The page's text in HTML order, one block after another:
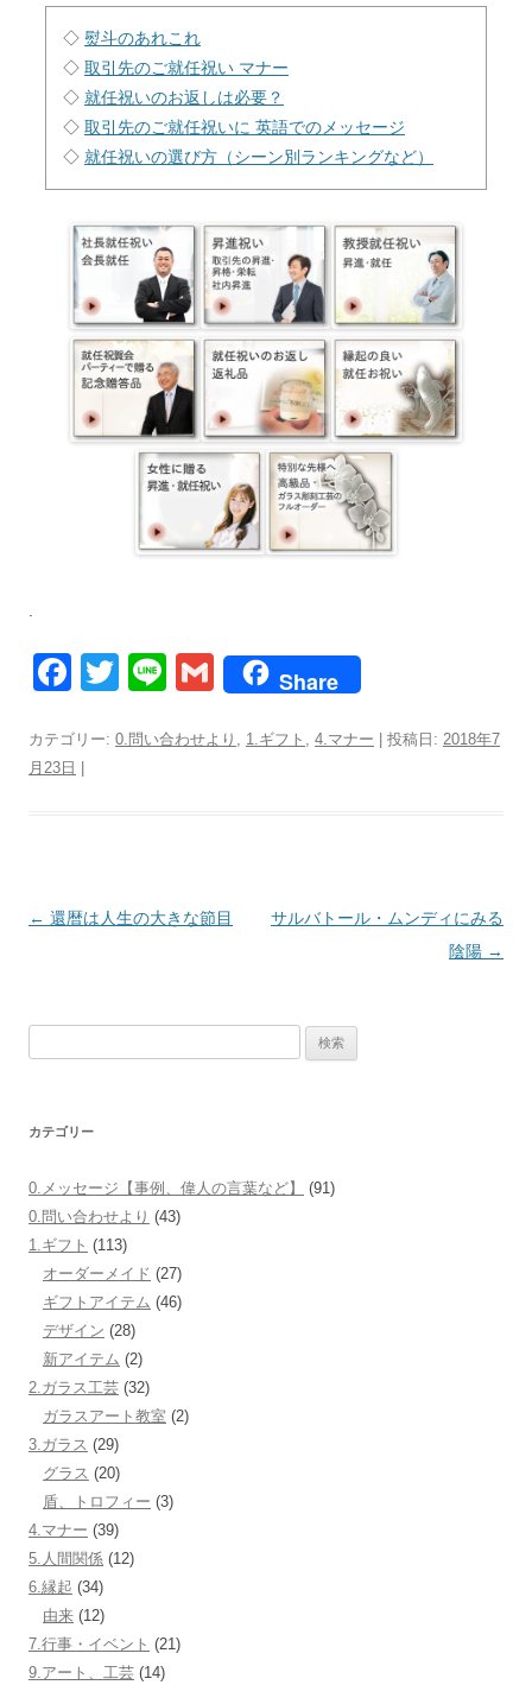
◇ 熨斗のあれこれ
◇ 取引先のご就任祝い マナー
◇ 就任祝いのお返しは必要？
◇ 取引先のご就任祝いに 英語でのメッセージ
◇ 就任祝いの選び方（シーン別ランキングなど）
F
c
e
o
k
T
tt
Li
e
G
ail
Share
カテゴリー: 0.問い合わせより 1.ギフト 4.マナー | 投稿日: 2018年7
月23日
投
ン
← 還暦は人生の大きな節目
サルバトール・ムンディにみる
陰陽 →
カテゴリー
0.メッセージ【事例、偉人の言葉など】
(91)
0.問い合わせより (43)
1.ギフト (113)
オーダーメイド (27)
ギフトアイテム (46)
デザイン (28)
新アイテム (2)
2.ガラス工芸 (32)
ガラスアート教室 (2)
3.ガラス (29)
グラス (20)
盾、トロフィー (3)
4.マナー (39)
5.人間関係 (12)
6.縁起 (34)
由来 (12)
7.行事・イベント (21)
9.アート、工芸 (14)